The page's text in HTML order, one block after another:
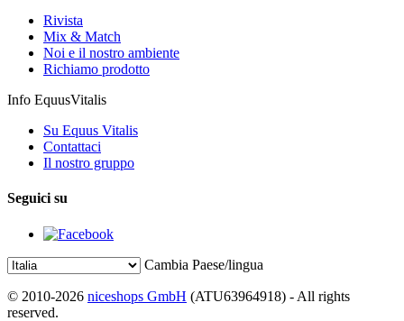
Rivista
Mix & Match
Noi e il nostro ambiente
Richiamo prodotto
Info EquusVitalis
Su Equus Vitalis
Contattaci
Il nostro gruppo
Seguici su
Cambia Paese/lingua
© 2010-2026 niceshops GmbH (ATU63964918) - All rights
reserved.